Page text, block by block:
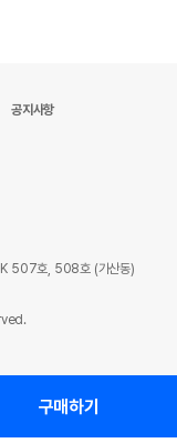
구매하기
공지사항
507호, 508호 (가산동)